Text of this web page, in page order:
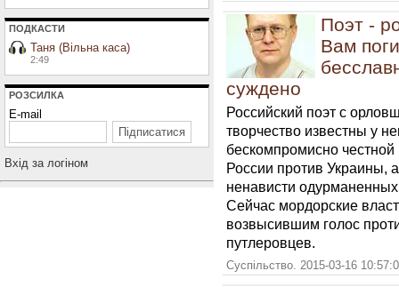
ПОДКАСТИ
Таня (Вільна каса)
2:49
РОЗСИЛКА
E-mail
Вхiд за логiном
Поэт -
Вам
суждено
Российский поэт с
творчество известны у
бескомпромисно
России против Украины,
ненависти
Сейчас мордорские
возвысившим голос
путлеровцев.
Суспільство. 2015-03-16